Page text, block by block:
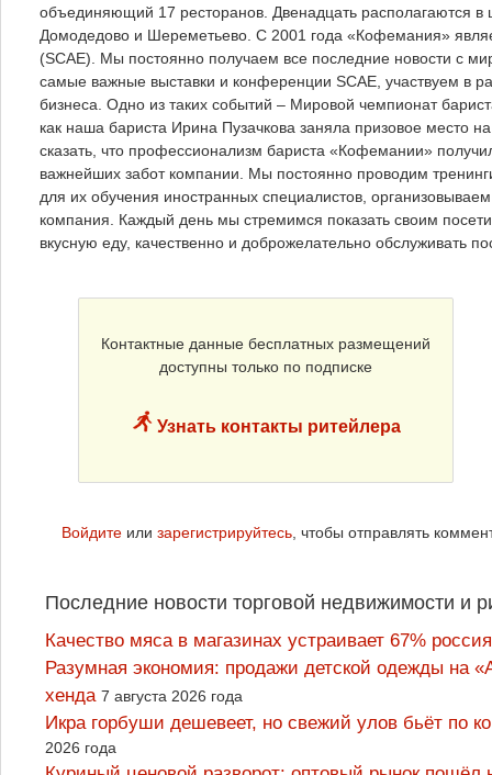
объединяющий 17 ресторанов. Двенадцать располагаются в
Домодедово и Шереметьево. С 2001 года «Кофемания»
(SCAE). Мы постоянно получаем все последние новости с
самые важные выставки и конференции SCAE, участвуем в
бизнеса. Одно из таких событий – Мировой чемпионат
как наша бариста Ирина Пузачкова заняла призовое место
сказать, что профессионализм бариста «Кофемании»
важнейших забот компании. Мы постоянно проводим
для их обучения иностранных специалистов,
компания. Каждый день мы стремимся показать своим
вкусную еду, качественно и доброжелательно обслуживать
Контактные данные бесплатных размещений
доступны только по подписке
Узнать контакты ритейлера
Войдите или зарегистрируйтесь, чтобы отправлять
Последние новости торговой недвижимости и
Качество мяса в магазинах устраивает 67%
Разумная экономия: продажи детской одежды на
хенда 7 августа 2026 года
Икра горбуши дешевеет, но свежий улов бьёт по
2026 года